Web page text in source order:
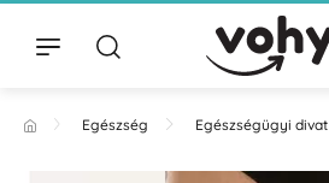
Egészség Egészségügyi divat